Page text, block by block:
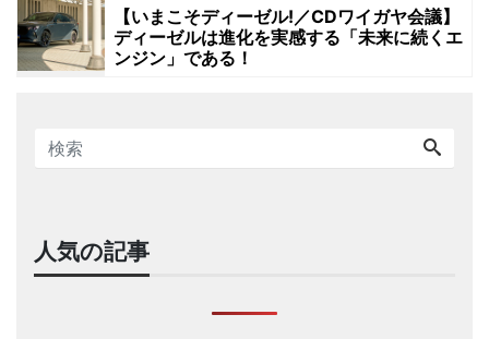
【いまこそディーゼル!／CDワイガヤ会議】
ディーゼルは進化を実感する「未来に続くエ
ンジン」である！
人気の記事